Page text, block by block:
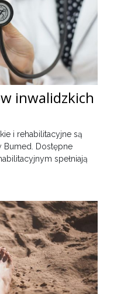
inwalidzkich
i rehabilitacyjne są
Bumed. Dostępne
spełniają